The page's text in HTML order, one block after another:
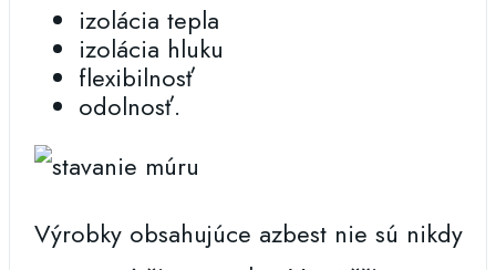
izolácia tepla
izolácia hluku
flexibilnosť
odolnosť.
Výrobky obsahujúce azbest nie sú nikdy